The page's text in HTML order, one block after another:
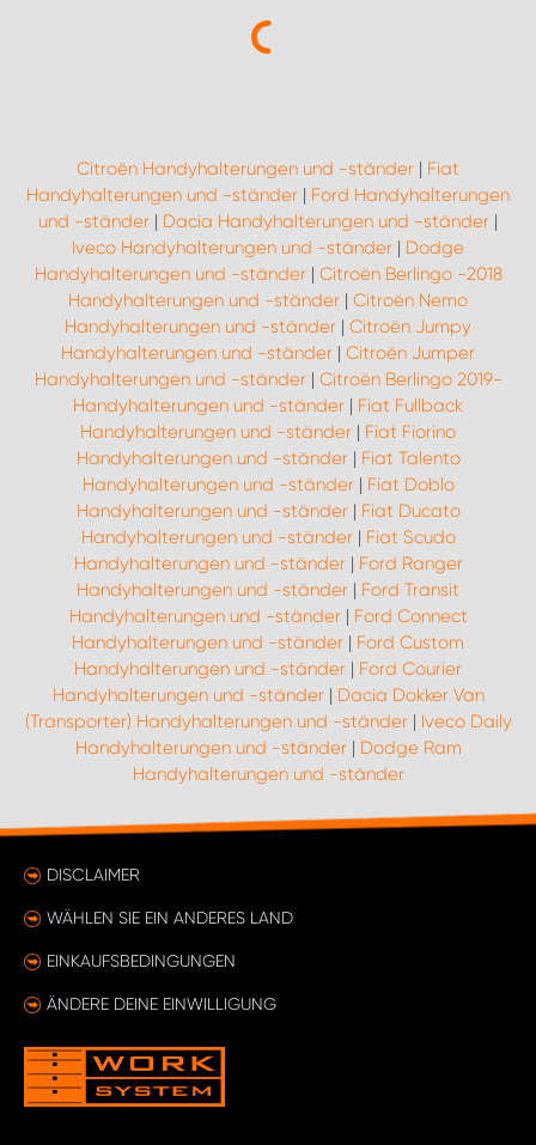
Citroën Handyhalterungen und -ständer | Fiat
Handyhalterungen und -ständer | Ford Handyhalterungen
und -ständer | Dacia Handyhalterungen und -ständer |
Iveco Handyhalterungen und -ständer | Dodge
Handyhalterungen und -ständer| Citroën Berlingo -2018
Handyhalterungen und -ständer | Citroën Nemo
Handyhalterungen und -ständer | Citroën Jumpy
Handyhalterungen und -ständer | Citroën Jumper
Handyhalterungen und -ständer| Citroën Berlingo 2019-
Handyhalterungen und -ständer | Fiat Fullback
Handyhalterungen und -ständer | Fiat Fiorino
Handyhalterungen und -ständer| Fiat Talento
Handyhalterungen und -ständer| Fiat Doblo
Handyhalterungen und -ständer| Fiat Ducato
Handyhalterungen und -ständer| Fiat Scudo
Handyhalterungen und -ständer| Ford Ranger
Handyhalterungen und -ständer | Ford Transit
Handyhalterungen und -ständer| Ford Connect
Handyhalterungen und -ständer | Ford Custom
Handyhalterungen und -ständer | Ford Courier
Handyhalterungen und -ständer| Dacia Dokker Van
(Transporter) Handyhalterungen und -ständer| Iveco Daily
Handyhalterungen und -ständer| Dodge Ram
Handyhalterungen und -ständer
DISCLAIMER
WÄHLEN SIE EIN ANDERES LAND
EINKAUFSBEDINGUNGEN
ÄNDERE DEINE EINWILLIGUNG